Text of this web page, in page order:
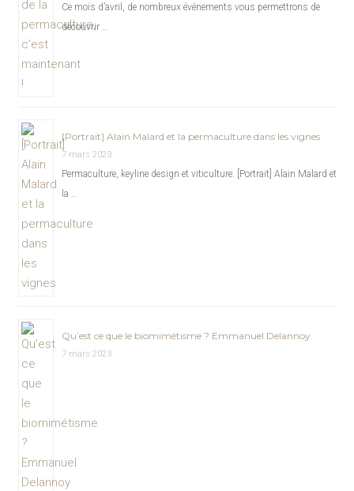
Ce mois d’avril, de nombreux événements vous permettrons de
découvrir …
[Portrait] Alain Malard et la permaculture dans les vignes
7 mars 2023
Permaculture, keyline design et viticulture. [Portrait] Alain Malard et
la …
Qu’est ce que le biomimétisme ? Emmanuel Delannoy
7 mars 2023